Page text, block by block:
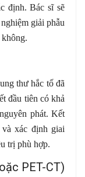
định. Bác sĩ sẽ
giải phẫu
thư hắc tố đã
đầu tiên có khả
phát. Kết
xác định giai
trị phù hợp.
PET-CT)